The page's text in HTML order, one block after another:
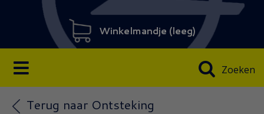
Winkelmandje (leeg)
Zoeken
Terug naar Ontsteking